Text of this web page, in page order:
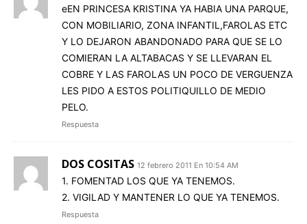
eEN PRINCESA KRISTINA YA HABIA UNA PARQUE,
CON MOBILIARIO, ZONA INFANTIL,FAROLAS ETC
Y LO DEJARON ABANDONADO PARA QUE SE LO
COMIERAN LA ALTABACAS Y SE LLEVARAN EL
COBRE Y LAS FAROLAS UN POCO DE VERGUENZA
LES PIDO A ESTOS POLITIQUILLO DE MEDIO
PELO.
Respuesta
DOS COSITAS 12 febrero 2011 En 10:54 AM
1. FOMENTAD LOS QUE YA TENEMOS.
2. VIGILAD Y MANTENER LO QUE YA TENEMOS.
Respuesta